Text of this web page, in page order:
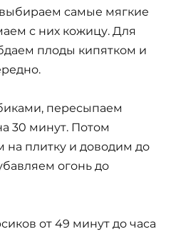
самые мягкие
с них кожицу. Для
плоды кипятком и
пересыпаем
30 минут. Потом
на плитку и доводим до
огонь до
от 49 минут до часа